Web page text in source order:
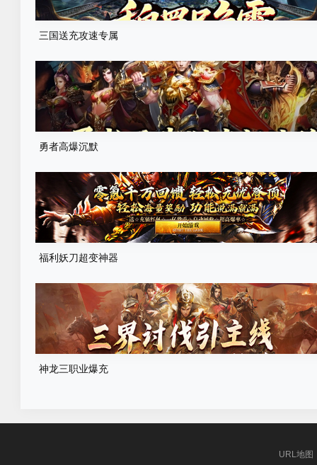
三国送充攻速专属
勇者高爆沉默
福利妖刀超变神器
神龙三职业爆充
URL地图